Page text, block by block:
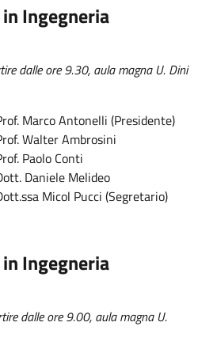
Ingegneria
dalle ore 9.30, aula magna U. Dini
(Presidente)
Conti
Melideo
(Segretario)
Ingegneria
dalle ore 9.00, aula magna U.